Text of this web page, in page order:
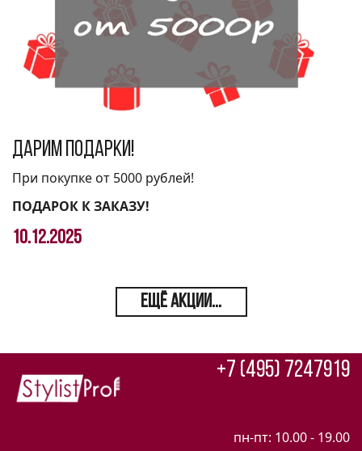
Дарим подарки!
При покупке от 5000 рублей!
ПОДАРОК К ЗАКАЗУ!
10.12.2025
ЕЩЁ АКЦИИ...
+7 (495) 7247919
пн-пт: 10.00 - 19.00